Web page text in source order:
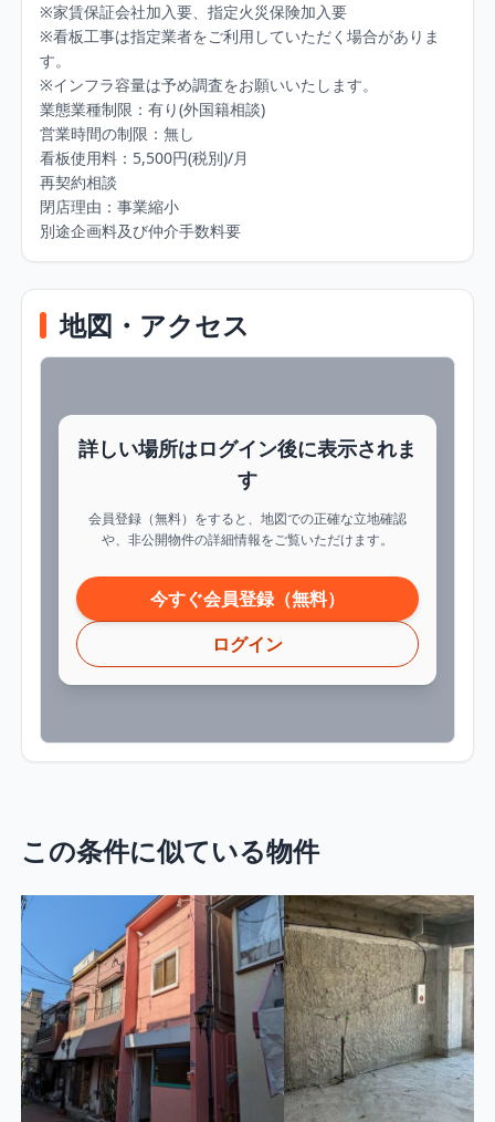
※家賃保証会社加入要、指定火災保険加入要
※看板工事は指定業者をご利用していただく場合がありま
す。
※インフラ容量は予め調査をお願いいたします。
業態業種制限：有り(外国籍相談)
営業時間の制限：無し
看板使用料：5,500円(税別)/月
再契約相談
閉店理由：事業縮小
別途企画料及び仲介手数料要
地図・アクセス
詳しい場所はログイン後に表示されま
す
会員登録（無料）をすると、地図での正確な立地確認
や、非公開物件の詳細情報をご覧いただけます。
今すぐ会員登録（無料）
ログイン
この条件に似ている物件